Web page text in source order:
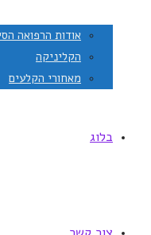
אודות הרפואה
הקליניקה
מאחורי הקלעים
בלוג